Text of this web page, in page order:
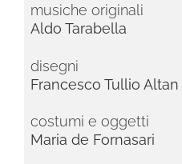
musiche originali
Aldo Tarabella
disegni
Francesco Tullio Altan
costumi e oggetti
Maria de Fornasari